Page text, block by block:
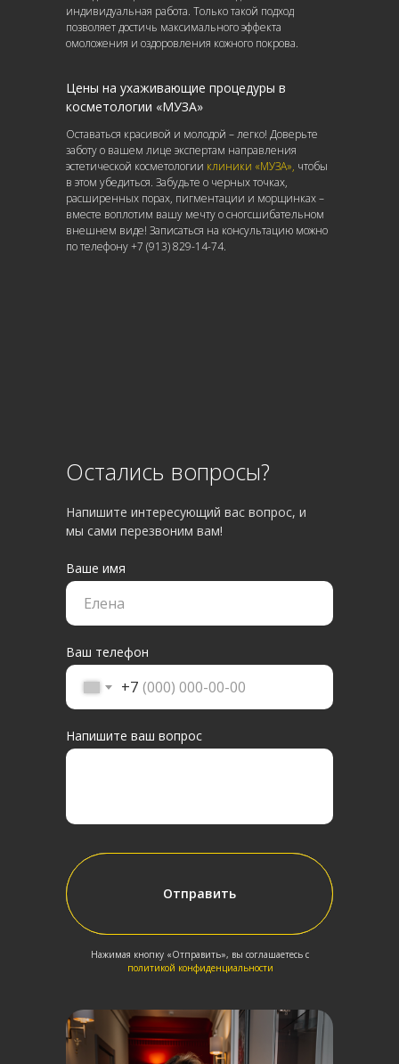
индивидуальная работа. Только такой подход
позволяет достичь максимального эффекта
омоложения и оздоровления кожного покрова.
Цены на ухаживающие процедуры в
косметологии «МУЗА»
Оставаться красивой и молодой – легко! Доверьте
заботу о вашем лице экспертам направления
эстетической косметологии клиники «МУЗА», чтобы
в этом убедиться. Забудьте о черных точках,
расширенных порах, пигментации и морщинках –
вместе воплотим вашу мечту о сногсшибательном
внешнем виде! Записаться на консультацию можно
по телефону +7 (913) 829-14-74.
Остались вопросы?
Напишите интересующий вас вопрос, и
мы сами перезвоним вам!
Ваше имя
Ваш телефон
+7
Напишите ваш вопрос
Отправить
Отправить
Нажимая кнопку «Отправить», вы соглашаетесь с
политикой конфиденциальности